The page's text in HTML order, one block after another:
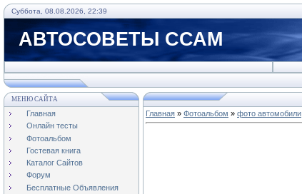
Суббота, 08.08.2026, 22:39
АВТОСОВЕТЫ ССАМ
МЕНЮ САЙТА
Главная
Онлайн тесты
Фотоальбом
Гостевая книга
Каталог Сайтов
Форум
Бесплатные Объявления
Главная » Фотоальбом » фото автомобили